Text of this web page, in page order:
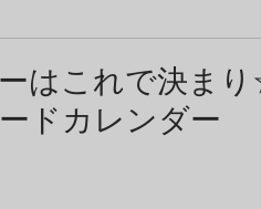
はこれで決ま
ドカレンダー